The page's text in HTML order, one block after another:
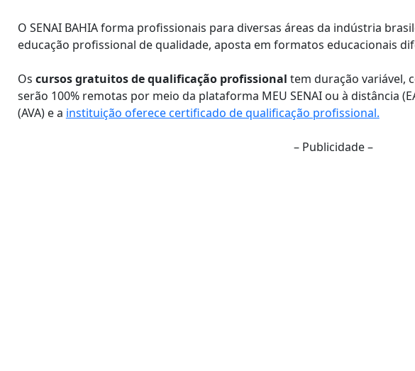
O SENAI BAHIA forma profissionais para diversas áreas da indústria
educação profissional de qualidade, aposta em formatos educacionais
Os cursos gratuitos de qualificação profissional tem duração variável,
serão 100% remotas por meio da plataforma MEU SENAI ou à distância
(AVA) e a instituição oferece certificado de qualificação profissional.
– Publicidade –